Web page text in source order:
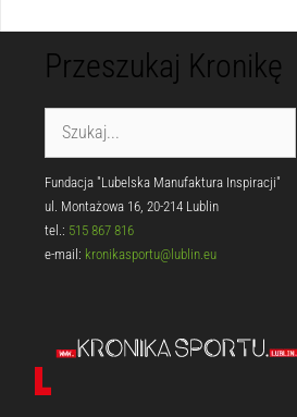
Przeszukaj Kronikę
Fundacja "Lubelska Manufaktura Inspiracji"
ul. Montażowa 16, 20-214 Lublin
tel.: 515 867 816
e-mail: kronikasportu@lublin.eu